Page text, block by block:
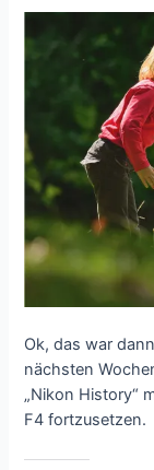
Ok, das war
nächsten
„Nikon History“
F4 fortzusetzen.